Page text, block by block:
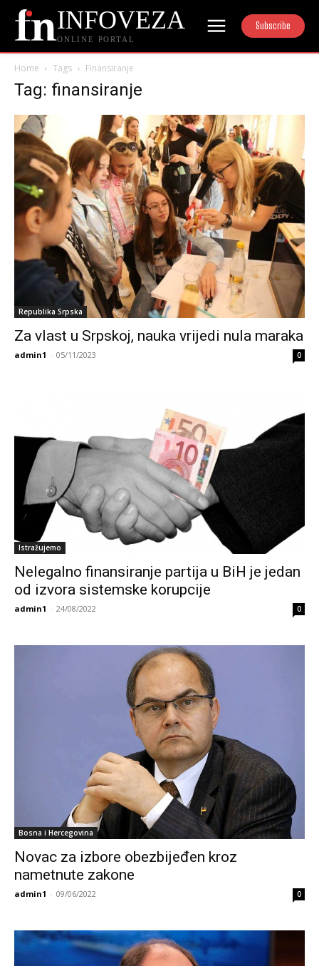
INFOVEZA
ONLINE PORTAL
Subscribe
Home Tags Finansiranje
Tag: finansiranje
Republika Srpska
Za vlast u Srpskoj, nauka vrijedi nula maraka
admin1 - 05/11/2023 0
Istražujemo
Nelegalno finansiranje partija u BiH je jedan
od izvora sistemske korupcije
admin1 - 24/08/2022 0
Bosna i Hercegovina
Novac za izbore obezbijeđen kroz
nametnute zakone
admin1 - 09/06/2022 0